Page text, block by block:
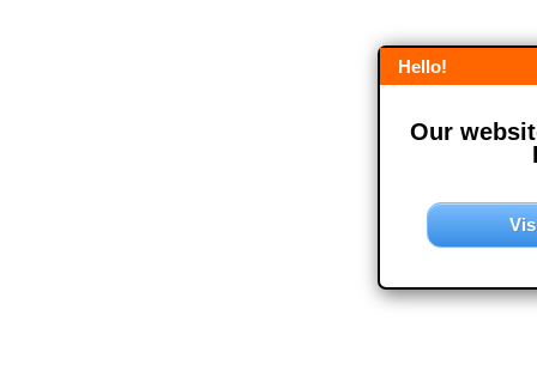
Hello!
Our